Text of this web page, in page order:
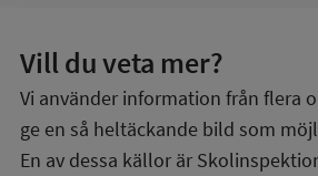
Vill du veta mer?
Vi använder information från flera
ge en så heltäckande bild som
En av dessa källor är